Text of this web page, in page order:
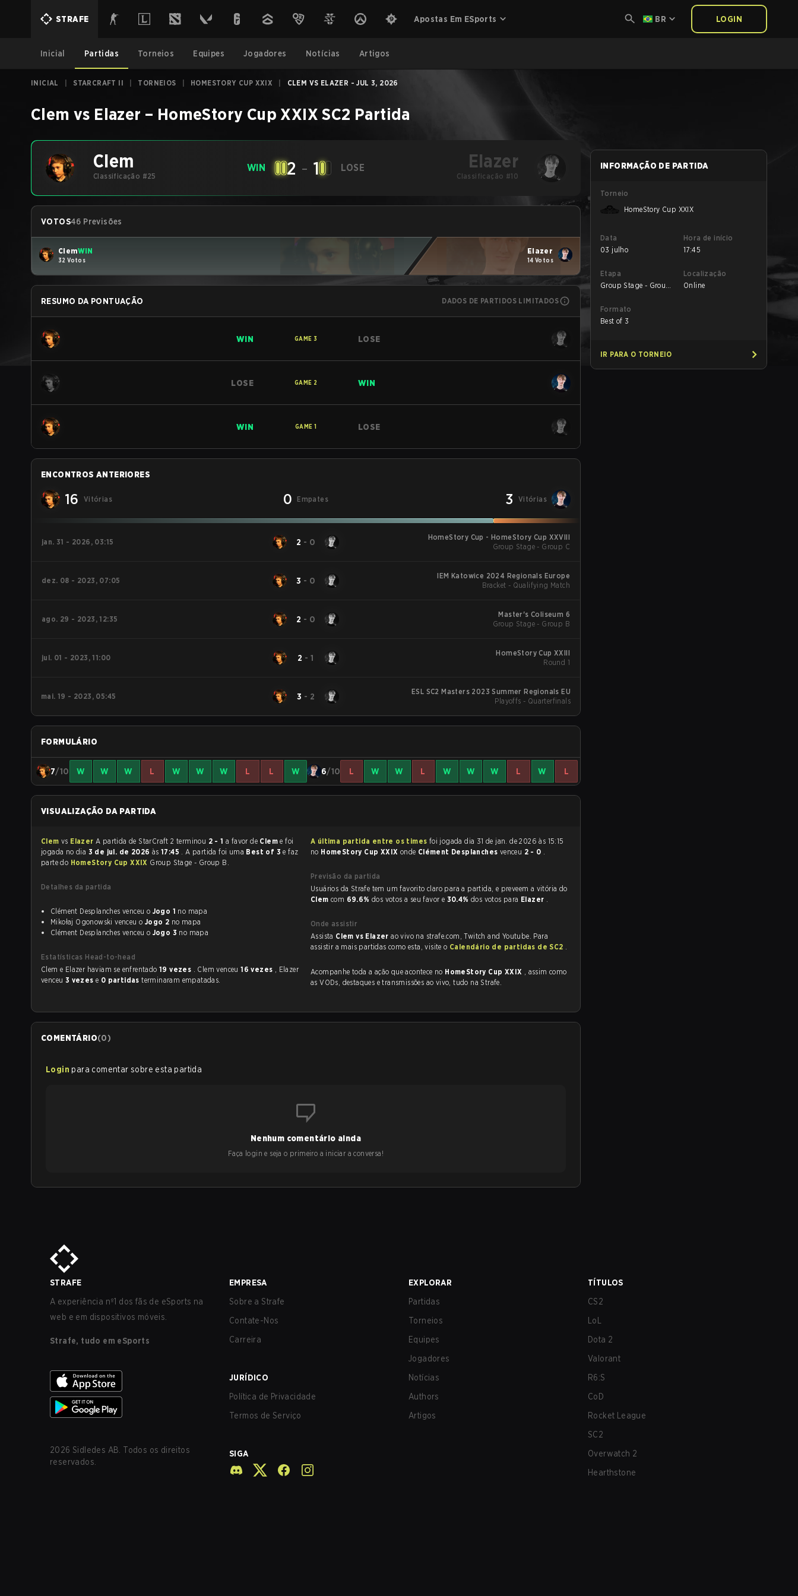
STRAFE Apostas Em ESports BR LOGIN
Inicial Partidas Torneios Equipes Jogadores Notícias Artigos
INICIAL STARCRAFT II TORNEIOS HOMESTORY CUP XXIX CLEM VS ELAZER - JUL 3, 2026
Clem vs Elazer – HomeStory Cup XXIX SC2 Partida
Clem
Classificação #25
WIN 2 - 1 LOSE Elazer
Classificação #10
VOTOS46 Previsões
ClemWIN
32 Votos
Elazer
14 Votos
RESUMO DA PONTUAÇÃO DADOS DE PARTIDOS LIMITADOS
WIN GAME 3 LOSE
LOSE GAME 2 WIN
WIN GAME 1 LOSE
ENCONTROS ANTERIORES
16 Vitórias 0 Empates 3 Vitórias
jan. 31 - 2026, 03:15 2 - 0
HomeStory Cup - HomeStory Cup XXVIII
Group Stage - Group C
dez. 08 - 2023, 07:05 3 - 0
IEM Katowice 2024 Regionals Europe
Bracket - Qualifying Match
ago. 29 - 2023, 12:35 2 - 0
Master's Coliseum 6
Group Stage - Group B
jul. 01 - 2023, 11:00 2 -1
HomeStory Cup XXIII
Round 1
mai. 19 - 2023, 05:45 3 - 2
ESL SC2 Masters 2023 Summer Regionals EU
Playoffs - Quarterfinals
FORMULÁRIO
7/10 W W W L W W W L L W 6/10 L W W L W W W L W L
VISUALIZAÇÃO DA PARTIDA
Clem vs Elazer A partida de StarCraft 2 terminou 2 - 1 a favor de Cleme foi
jogada no dia 3 de jul. de 2026 às 17:45 . A partida foi uma Best of 3e faz
parte do HomeStory Cup XXIX Group Stage - Group B.
Detalhes da partida
Clément Desplanches venceu o Jogo 1 no mapa
Mikołaj Ogonowski venceu o Jogo 2 no mapa
Clément Desplanches venceu o Jogo 3 no mapa
Estatísticas Head-to-head
Clem e Elazer haviam se enfrentado 19 vezes . Clem venceu16 vezes , Elazer
venceu 3 vezes e 0 partidasterminaram empatadas.
A última partida entre os times
no HomeStory Cup XXIX onde Clément Desplanches venceu 2 - 0 .
Previsão da partida
Usuários da Strafe tem um favorito claro para a partida, e preveem a vitória do
Clem com 69.6% dos votos a seu favor e 30.4% dos votos para Elazer .
Onde assistir
Assista Clem vs Elazerao vivo na strafe.com, Twitch and Youtube. Para
assistir a mais partidas como esta, visite o Calendário de partidas de SC2 .
Acompanhe toda a ação que acontece no HomeStory Cup XXIX , assim como
as VODs, destaques e transmissões ao vivo, tudo na Strafe.
COMENTÁRIO(0)
Login para comentar sobre esta partida
Nenhum comentário ainda
Faça login e seja o primeiro a iniciar a conversa!
INFORMAÇÃO DE PARTIDA
Torneio
HomeStory Cup XXIX
Data
03 julho
Hora de início
17:45
Etapa
Group Stage - Group
Localização
Online
Formato
Best of 3
IR PARA O TORNEIO
STRAFE
A experiência nº1 dos fãs de eSports na
web e em dispositivos móveis.
Strafe, tudo em eSports
2026 Sidledes AB. Todos os direitos
reservados.
EMPRESA
Sobre a Strafe
Contate-Nos
Carreira
JURÍDICO
Política de Privacidade
Termos de Serviço
SIGA
EXPLORAR
Partidas
Torneios
Equipes
Jogadores
Notícias
Authors
Artigos
TÍTULOS
CS2
LoL
Dota 2
Valorant
R6:S
CoD
Rocket League
SC2
Overwatch 2
Hearthstone